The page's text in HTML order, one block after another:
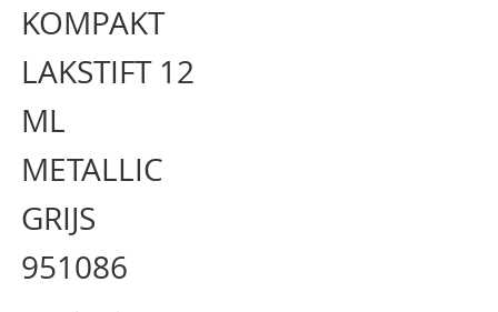
van
de
afbeeldingen-
gallerij
KOMPAKT
LAKSTIFT 12
ML
METALLIC
GRIJS
951086